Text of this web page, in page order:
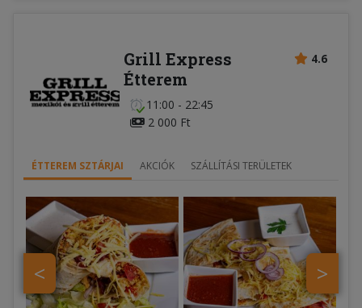
4.6
Grill Express
Étterem
11:00 - 22:45
2 000 Ft
ÉTTEREM SZTÁRJAI AKCIÓK SZÁLLÍTÁSI TERÜLETEK
>
<